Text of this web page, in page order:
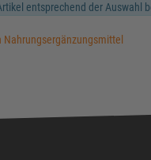
entsprechend der Auswahl